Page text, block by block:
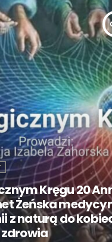
Kręgu 20
Żeńska
z naturą do